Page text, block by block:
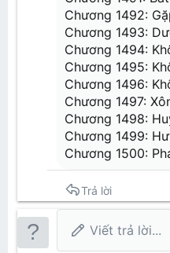
Chương 1492:
Chương 1493:
Chương 1494:
Chương 1495:
Chương 1496:
Chương 1497:
Chương 1498:
Chương 1499:
Chương 1500:
Trả lời
Viết trả lời...